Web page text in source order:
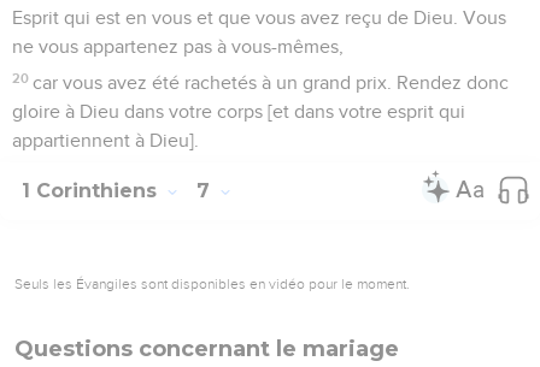
Esprit qui est en vous et que vous avez reçu de Dieu. Vous
ne vous appartenez pas à vous-mêmes,
20 car vous avez été rachetés à un grand prix. Rendez donc
gloire à Dieu dans votre corps [et dans votre esprit qui
appartiennent à Dieu].
1 Corinthiens 7
Seuls les Évangiles sont disponibles en vidéo pour le moment.
Questions concernant le mariage